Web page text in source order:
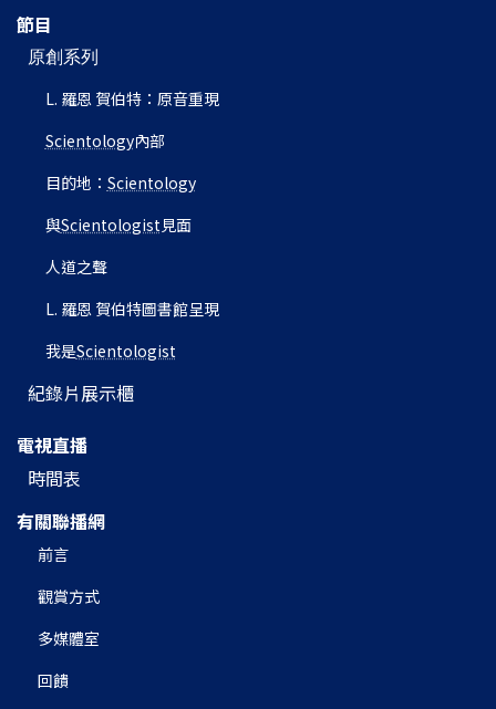
節目
原創系列
L. 羅恩 賀伯特：原音重現
Scientology內部
目的地： Scientology
與Scientologist見面
人道之聲
L. 羅恩 賀伯特圖書館呈現
我是Scientologist
紀錄片展示櫃
電視直播
時間表
有關聯播網
前言
觀賞方式
多媒體室
回饋